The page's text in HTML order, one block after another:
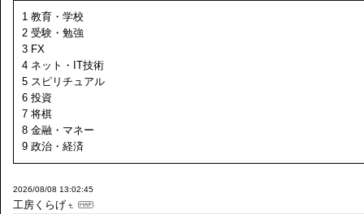
1 教育・学校
2 受験・勉強
3 FX
4 ネット・IT技術
5 スピリチュアル
6 投資
7 将棋
8 金融・マネー
9 政治・経済
2026/08/08 13:02:45
工房くらげ